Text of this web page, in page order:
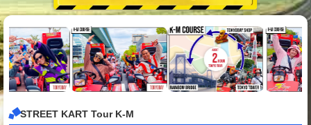
STREET KART Tour K-M